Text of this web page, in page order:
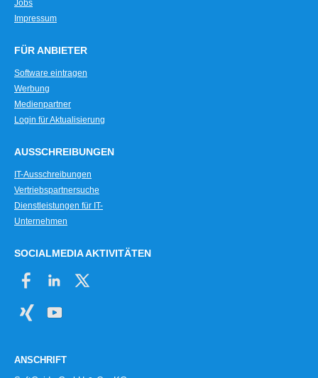
Jobs
Impressum
FÜR ANBIETER
Software eintragen
Werbung
Medienpartner
Login für Aktualisierung
AUSSCHREIBUNGEN
IT-Ausschreibungen
Vertriebspartnersuche
Dienstleistungen für IT-
Unternehmen
SOCIALMEDIA AKTIVITÄTEN
ANSCHRIFT